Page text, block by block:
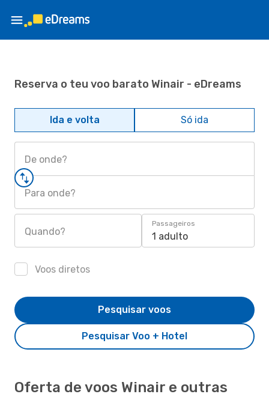
Reserva o teu voo barato Winair - eDreams
Ida e volta Só ida
De onde?
Para onde?
Quando?
Passageiros
1 adulto
Voos diretos
Pesquisar Voo + Hotel
Pesquisar voos
Oferta de voos Winair e outras